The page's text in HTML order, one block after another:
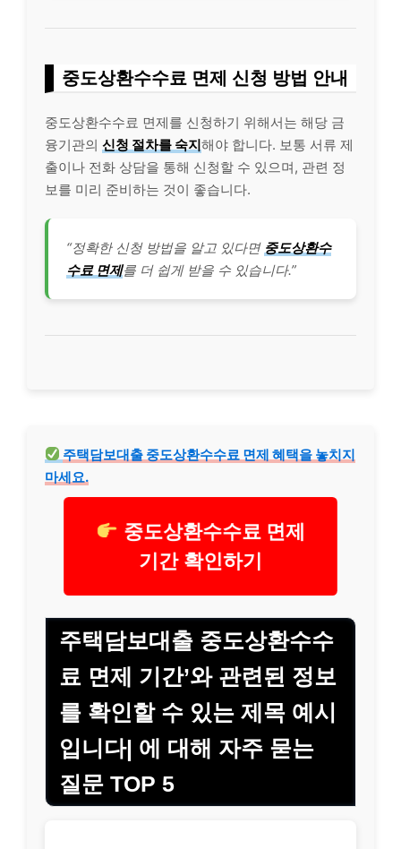
중도상환수수료 면제 신청 방법 안내
중도상환수수료 면제를 신청하기 위해서는 해당 금
융기관의 신청 절차를 숙지해야 합니다. 보통 서류 제
출이나 전화 상담을 통해 신청할 수 있으며, 관련 정
보를 미리 준비하는 것이 좋습니다.
“정확한 신청 방법을 알고 있다면 중도상환수
수료 면제를 더 쉽게 받을 수 있습니다.”
주택담보대출 중도상환수수료 면제 혜택을 놓치지
마세요.
중도상환수수료 면제
기간 확인하기
주택담보대출 중도상환수수
료 면제 기간’와 관련된 정보
를 확인할 수 있는 제목 예시
입니다| 에 대해 자주 묻는
질문 TOP 5